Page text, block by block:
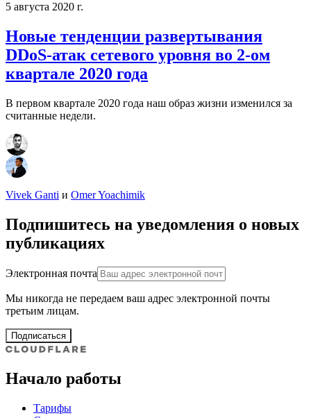
5 августа 2020 г.
Новые тенденции развертывания
DDoS-атак сетевого уровня во 2-ом
квартале 2020 года
В первом квартале 2020 года наш образ жизни изменился за
считанные недели.
Vivek Ganti и Omer Yoachimik
Подпишитесь на уведомления о новых
публикациях
Электронная почта
Мы никогда не передаем ваш адрес электронной почты
третьим лицам.
Подписаться
Начало работы
Тарифы